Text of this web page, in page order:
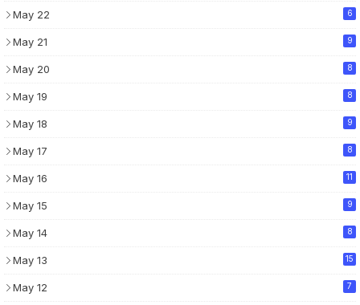
May 22 6
May 21 9
May 20 8
May 19 8
May 18 9
May 17 8
May 16 11
May 15 9
May 14 8
May 13 15
May 12 7